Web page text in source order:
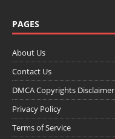
PAGES
About Us
Contact Us
DMCA Copyrights Disclaimer
Privacy Policy
Terms of Service